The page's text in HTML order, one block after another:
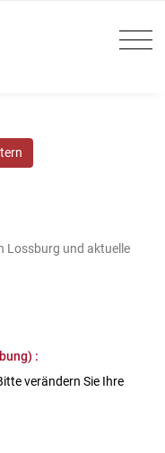
Lossburg und aktuelle
:
verändern Sie Ihre